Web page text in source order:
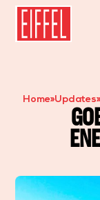
Home»Updates»